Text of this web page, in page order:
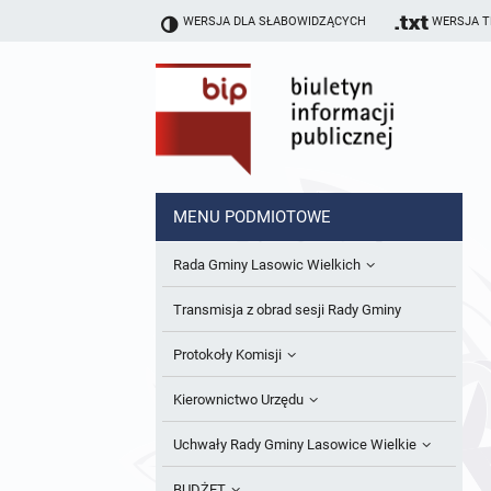
WERSJA DLA SŁABOWIDZĄCYCH WERSJA
MENU PODMIOTOWE
Rada Gminy Lasowic Wielkich
Sesje Rady Gminy
Skład Rady Gminy
Interpelacje i Zapytania Radnych
Komisje Rady Gminy i informacja o
Transmisja z obrad sesji Rady Gminy
Protokoły Komisji
Komisja Budżetu i Finansów
Komisja Oświatowa
Kierownictwo Urzędu
Wójt
Uchwały Rady Gminy Lasowice Wielkie